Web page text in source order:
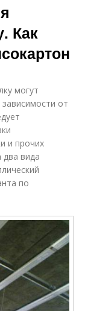
Как
могут
от
и прочих
два вида
по